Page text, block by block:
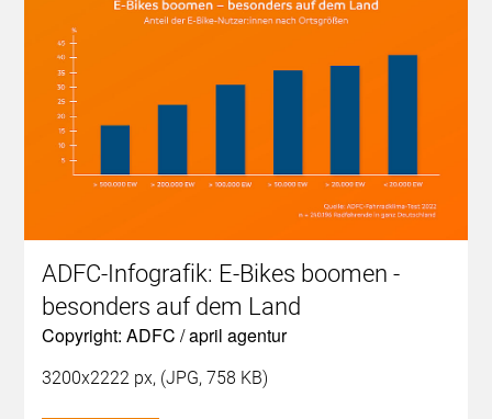
ADFC-Infografik: E-Bikes boomen -
besonders auf dem Land
Copyright: ADFC / april agentur
3200x2222 px, (JPG, 758 KB)